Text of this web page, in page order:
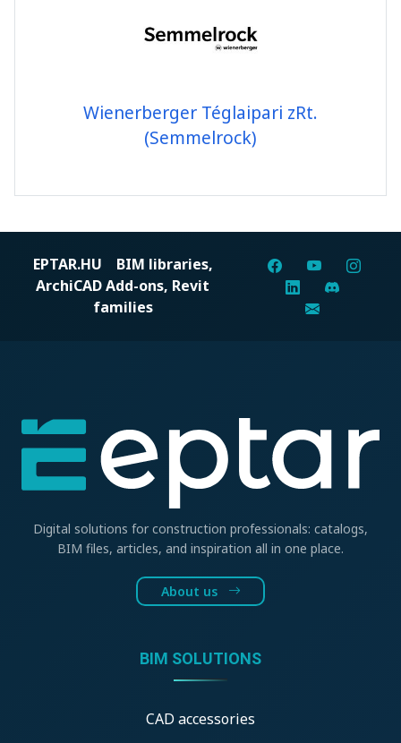
Wienerberger Téglaipari zRt.
(Semmelrock)
EPTAR.HU BIM libraries,
ArchiCAD Add-ons, Revit
families
Digital solutions for construction professionals: catalogs,
BIM files, articles, and inspiration all in one place.
About us
BIM SOLUTIONS
CAD accessories